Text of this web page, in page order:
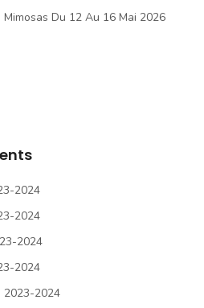
Du 12 Au 16 Mai 2026
2024
2024
2024
2024
2023-2024